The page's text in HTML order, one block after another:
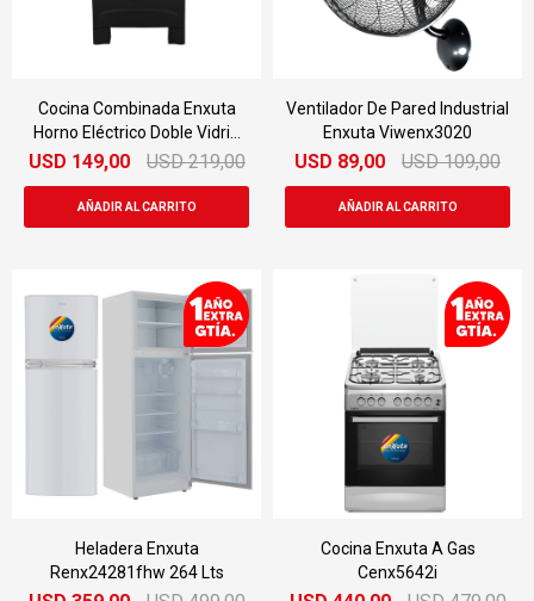
Cocina Combinada Enxuta
Horno Eléctrico Doble Vidrio
De Outlet
USD 149,00 USD 219,00
Ventilador De Pared Industrial
Enxuta Viwenx3020
USD 89,00 USD 109,00
Heladera Enxuta
Renx24281fhw 264 Lts
Cocina Enxuta A Gas
Cenx5642i